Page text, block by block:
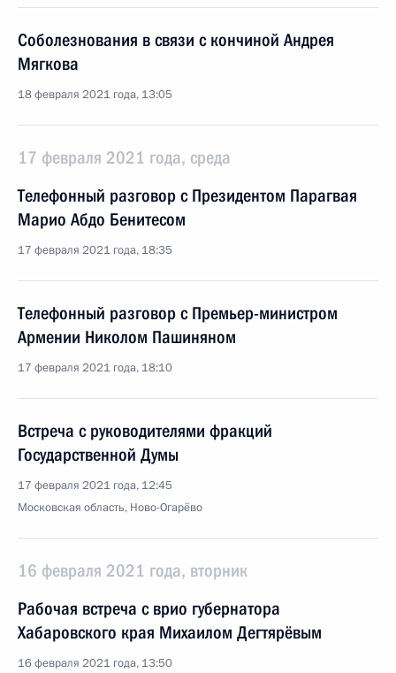
Соболезнования в связи с кончиной Андрея
Мягкова
18 февраля 2021 года, 13:05
17 февраля 2021 года, среда
Телефонный разговор с Президентом Парагвая
Марио Абдо Бенитесом
17 февраля 2021 года, 18:35
Телефонный разговор с Премьер-министром
Армении Николом Пашиняном
17 февраля 2021 года, 18:10
Встреча с руководителями фракций
Государственной Думы
17 февраля 2021 года, 12:45
Московская область, Ново-Огарёво
16 февраля 2021 года, вторник
Рабочая встреча с врио губернатора
Хабаровского края Михаилом Дегтярёвым
16 февраля 2021 года, 13:50